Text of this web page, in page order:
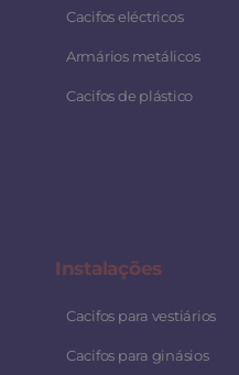
Cacifos eléctricos
Armários metálicos
Cacifos de plástico
Instalações
Cacifos para vestiários
Cacifos para ginásios